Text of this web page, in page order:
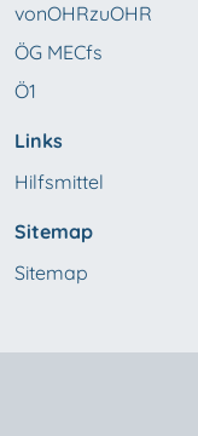
vonOHRzuOHR
ÖG MECfs
Ö1
Links
Hilfsmittel
Sitemap
Sitemap